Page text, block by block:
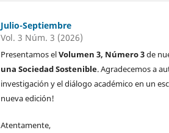
Julio-Septiembre
Vol. 3 Núm. 3 (2026)
Presentamos elVolumen 3, Número 3de
una Sociedad Sostenible. Agradecemos a
investigación y el diálogo académico en un
nueva edición!
Atentamente,